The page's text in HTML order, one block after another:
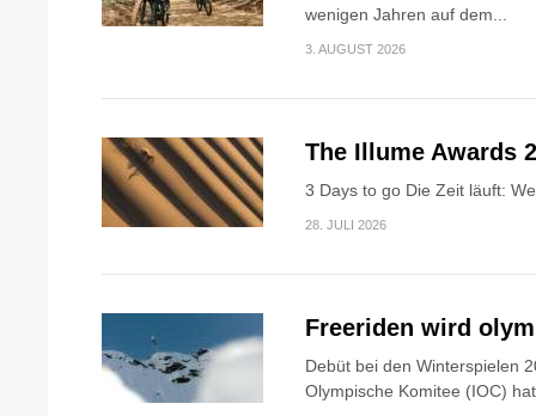
wenigen Jahren auf dem...
3. AUGUST 2026
The Illume Awards
3 Days to go Die Zeit läuft:
28. JULI 2026
Freeriden wird
Debüt bei den Winterspielen
Olympische Komitee (IOC)